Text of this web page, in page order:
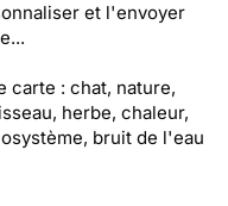
et l'envoyer
carte : chat, nature,
herbe, chaleur,
bruit de l'eau